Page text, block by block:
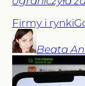
Firmy i rynki
Beata